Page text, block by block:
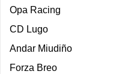
Opa Racing
CD Lugo
Andar Miudiño
Forza Breo